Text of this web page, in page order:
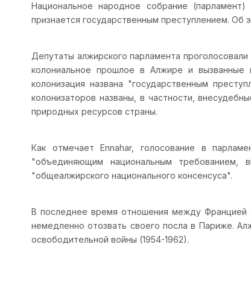
Национальное народное собрание
признается государственным преступлением. Об
Депутаты алжирского парламента
колониальное прошлое в Алжире и вызванные
колонизация названа "государственным
колонизаторов названы, в частности,
природных ресурсов страны.
Как отмечает Ennahar, голосование в
"объединяющим национальным требованием,
"общеалжирского национального консенсуса".
В последнее время отношения между Францией
немедленно отозвать своего посла в Париже.
освободительной войны (1954-1962).